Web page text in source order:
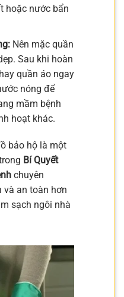
hoặc nước bẩn
Nên mặc quần
Sau khi hoàn
quần áo ngay
nóng để
mầm bệnh
hoạt khác.
bảo hộ là một
Bí Quyết
chuyên
và an toàn hơn
sạch ngôi nhà